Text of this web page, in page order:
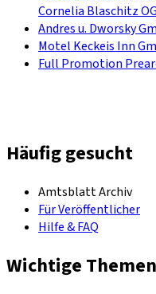
Cornelia Blaschitz OG
Andres u. Dworsky
Motel Keckeis Inn
Full Promotion
Häufig gesucht
Amtsblatt Archiv
Für Veröffentlicher
Hilfe & FAQ
Wichtige Themen